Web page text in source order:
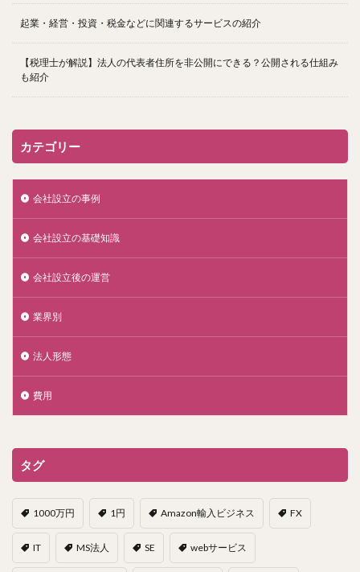
起業・経営・投資・税金などに関連するサービスの紹介
【税理士が解説】法人の代表者住所を非公開にできる？公開される仕組み
も紹介
カテゴリー
会社設立の事例
会社設立の基礎知識
会社設立後の運営
業界別
法人形態
費用
タグ
1000万円 1円 Amazon輸入ビジネス FX
IT MS法人 SE webサービス